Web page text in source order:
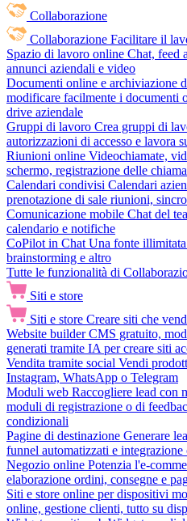
Collaborazione
Collaborazione Facilitare il
Spazio di lavoro online Chat, feed
annunci aziendali e video
Documenti online e archiviazione
modificare facilmente i documenti
drive aziendale
Gruppi di lavoro Crea gruppi di
autorizzazioni di accesso e lavora
Riunioni online Videochiamate,
schermo, registrazione delle
Calendari condivisi Calendari
prenotazione di sale riunioni,
Comunicazione mobile Chat del
calendario e notifiche
CoPilot in Chat Una fonte
brainstorming e altro
Tutte le funzionalità di
Siti e store
Siti e store Creare siti che
Website builder CMS gratuito,
generati tramite IA per creare siti
Vendita tramite social Vendi
Instagram, WhatsApp o Telegram
Moduli web Raccogliere lead con
moduli di registrazione o di
condizionali
Pagine di destinazione Generare
funnel automatizzati e
Negozio online Potenzia l'e-
elaborazione ordini, consegne e
Siti e store online per dispositivi
online, gestione clienti, tutto su